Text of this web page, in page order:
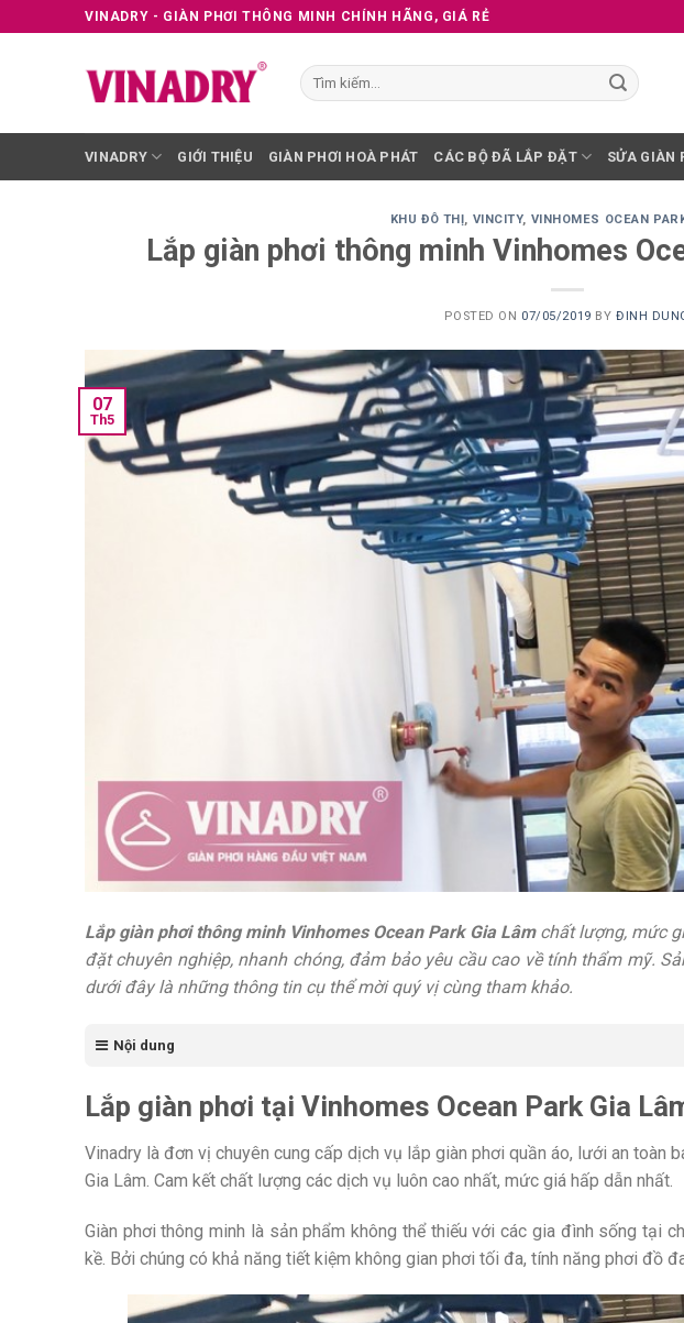
to
VINADRY - GIÀN PHƠI THÔNG MINH CHÍNH HÃNG, GIÁ RẺ
Tìm
kiếm:
VINADRY GIỚI THIỆU GIÀN PHƠI HOÀ PHÁT CÁC BỘ ĐÃ LẮP ĐẶT SỬA GIÀN
KHU ĐÔ THỊ, VINCITY, VINHOMES OCEAN
Lắp giàn phơi thông minh Vinhomes
POSTED ON 07/05/2019 BY ĐINH
07
Th5
Lắp giàn phơi thông minh Vinhomes Ocean Park Gia Lâmchất lượng, mức
đặt chuyên nghiệp, nhanh chóng, đảm bảo yêu cầu cao về tính thẩm mỹ.
dưới đây là những thông tin cụ thể mời quý vị cùng tham khảo.
Nội dung
Lắp giàn phơi tại Vinhomes Ocean Park Gia
Vinadry là đơn vị chuyên cung cấp dịch vụ lắp giàn phơi quần áo, lưới an toàn
Gia Lâm. Cam kết chất lượng các dịch vụ luôn cao nhất, mức giá hấp dẫn nhất.
Giàn phơi thông minh là sản phẩm không thể thiếu với các gia đình sống tại
kề. Bởi chúng có khả năng tiết kiệm không gian phơi tối đa, tính năng phơi đồ